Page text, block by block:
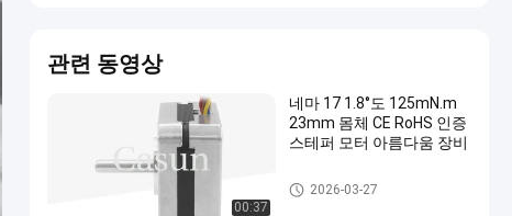
관련 동영상
00:37
네마 17 1.8°도 125mN.m
23mm 몸체 CE RoHS 인증
스테퍼 모터 아름다움 장비
nema 17 스테퍼 모터
2026-03-27